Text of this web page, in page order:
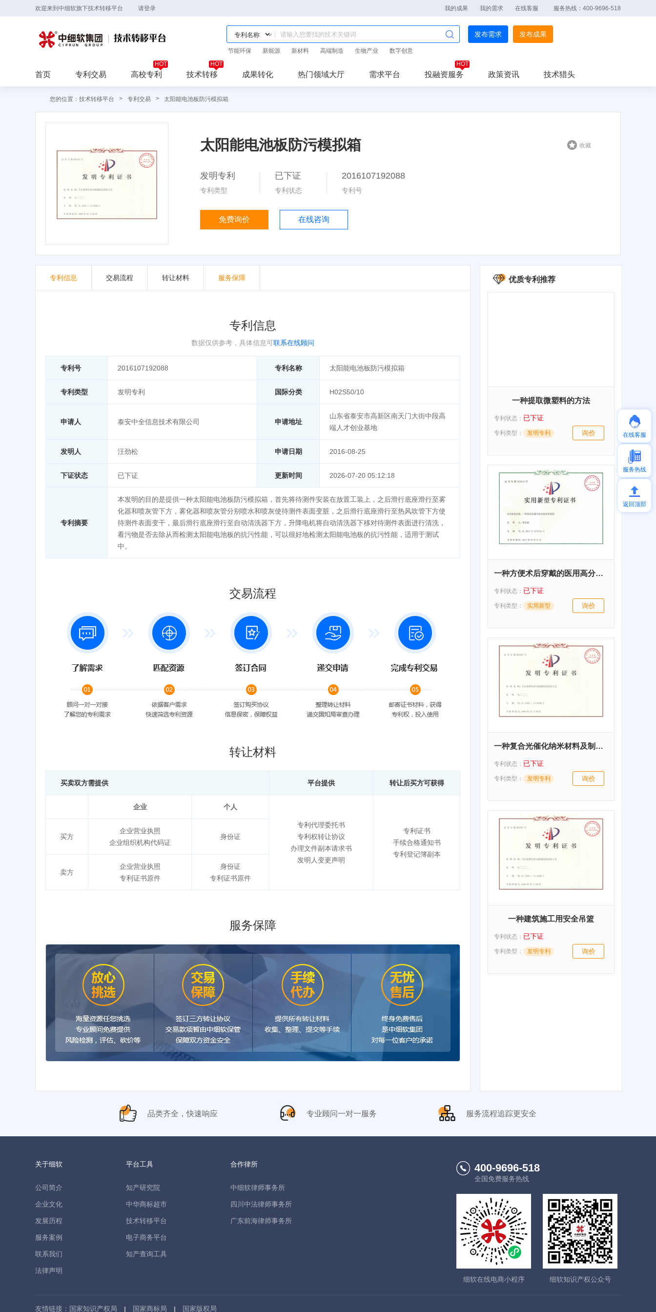
欢迎来到中细软旗下技术转移平台 请登录 我的成果 我的需求 在线客服 服务热线：400-9696-518
发布需求 发布成果
节能环保 新能源 新材料 高端制造 生物产业 数字创意
首页 专利交易 高校专利 技术转移 成果转化 热门领域大厅 需求平台 投融资服务 政策资讯 技术猎头
您的位置：技术转移平台 > 专利交易 > 太阳能电池板防污模拟箱
太阳能电池板防污模拟箱
发明专利
专利类型
已下证
专利状态
2016107192088
专利号
免费询价 在线咨询
收藏
专利信息 交易流程 转让材料 服务保障
专利信息
数据仅供参考，具体信息可联系在线顾问
专利号 2016107192088 专利名称 太阳能电池板防污模拟箱
专利类型 发明专利 国际分类 H02S50/10
申请人 泰安中全信息技术有限公司 申请地址
山东省泰安市高新区南天门大街中段高
端人才创业基地
发明人 汪劲松 申请日期 2016-08-25
下证状态 已下证 更新时间 2026-07-20 05:12:18
专利摘要
本发明的目的是提供一种太阳能电池板防污模拟箱，首先将待测件安装在放置工装上，之后滑行底座滑行至雾
化器和喷灰管下方，雾化器和喷灰管分别喷水和喷灰使待测件表面变脏，之后滑行底座滑行至热风吹管下方使
待测件表面变干，最后滑行底座滑行至自动清洗器下方，升降电机将自动清洗器下移对待测件表面进行清洗，
看污物是否去除从而检测太阳能电池板的抗污性能，可以很好地检测太阳能电池板的抗污性能，适用于测试
中。
交易流程
转让材料
买卖双方需提供 平台提供 转让后买方可获得
企业 个人
专利代理委托书
专利权转让协议
办理文件副本请求书
发明人变更声明
专利证书
手续合格通知书
专利登记簿副本
买方
企业营业执照
企业组织机构代码证
身份证
卖方
企业营业执照
专利证书原件
身份证
专利证书原件
服务保障
优质专利推荐
一种提取微塑料的方法
专利状态： 已下证
专利类型： 发明专利 询价
一种方便术后穿戴的医用高分子夹板
专利状态： 已下证
专利类型： 实用新型 询价
一种复合光催化纳米材料及制备方法和应用
专利状态： 已下证
专利类型： 发明专利 询价
一种建筑施工用安全吊篮
专利状态： 已下证
专利类型： 发明专利 询价
品类齐全，快速响应 专业顾问一对一服务 服务流程追踪更安全
关于细软
公司简介
企业文化
发展历程
服务案例
联系我们
法律声明
平台工具
知产研究院
中华商标超市
技术转移平台
电子商务平台
知产查询工具
合作律所
中细软律师事务所
四川中法律师事务所
广东前海律师事务所
400-9696-518
全国免费服务热线
细软在线电商小程序 细软知识产权公众号
友情链接： 国家知识产权局 国家商标局 国家版权局
在线客服
服务热线
返回顶部